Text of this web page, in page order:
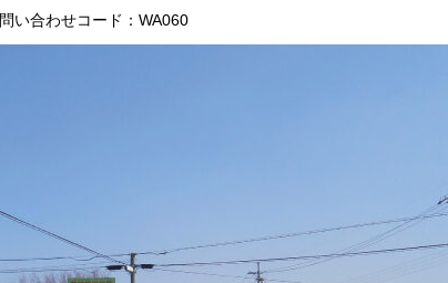
問い合わせコード：WA060